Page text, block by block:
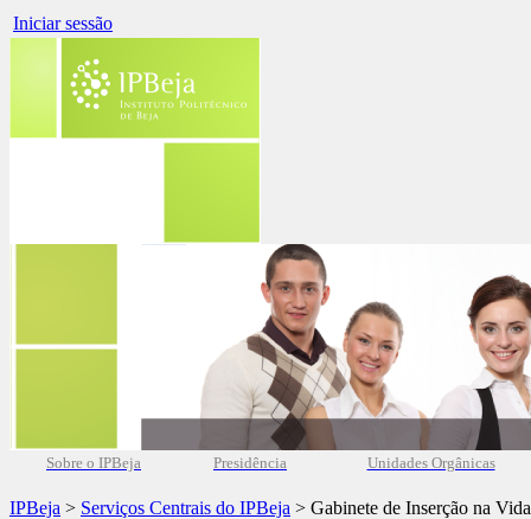
Iniciar sessão
Sobre o IPBeja Presidência Unidades Orgânicas
IPBeja > Serviços Centrais do IPBeja > Gabinete de Inserção na